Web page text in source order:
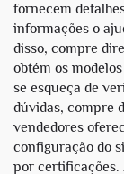
fornecem
informações o
disso, compre
obtém os
se esqueça de
dúvidas, compre
vendedores
configuração do
por certificações.